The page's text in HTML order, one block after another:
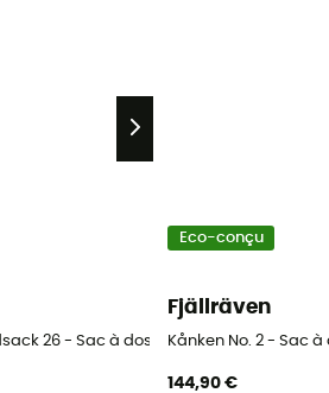
26 - Sac à dos urbain
Eco-conçu
Fjällräven
Kånken No. 2 - Sac à
144,90 €